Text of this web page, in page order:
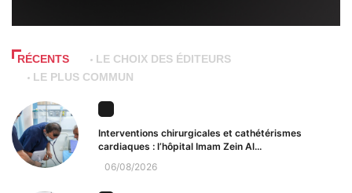
RÉCENTS
LE CHOIX DES ÉDITEURS
LE PLUS COMMUN
Interventions chirurgicales et cathétérismes
cardiaques : l’hôpital Imam Zein Al...
06/08/2026